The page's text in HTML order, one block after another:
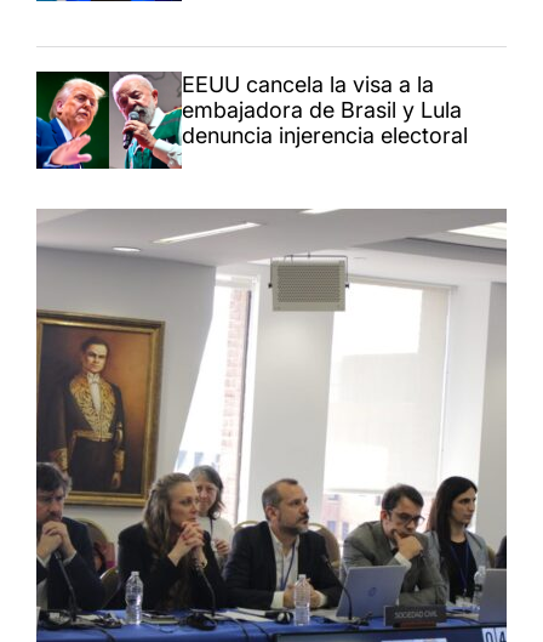
EEUU cancela la visa a la
embajadora de Brasil y Lula
denuncia injerencia electoral